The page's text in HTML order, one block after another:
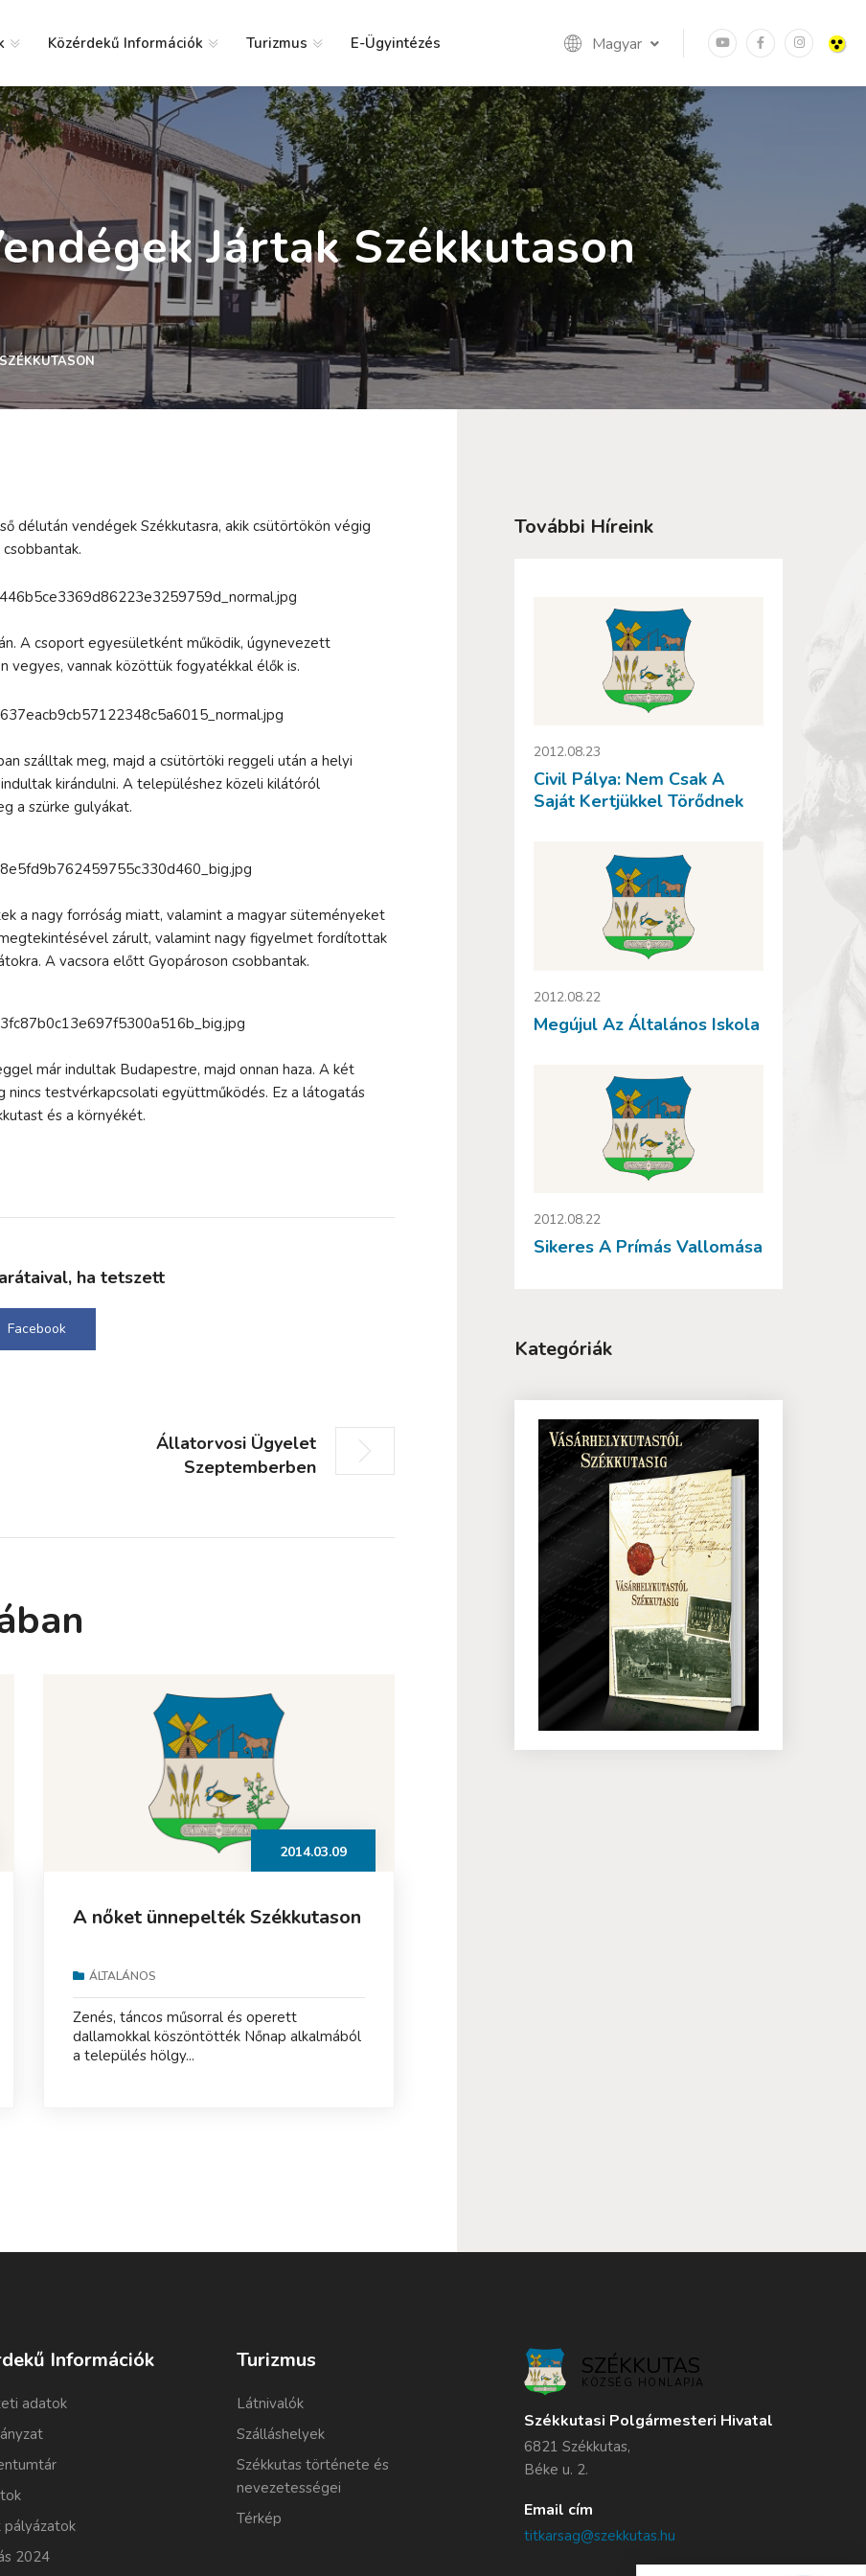
Magyar
Közérdekű Információk Turizmus E-Ügyintézés
Jártak Székkutason
délután vendégek Székkutasra, akik csütörtökön végig
A csoport egyesületként működik, úgynevezett
vegyes, vannak közöttük fogyatékkal élők is.
szálltak meg, majd a csütörtöki reggeli után a helyi
kirándulni. A településhez közeli kilátóról
a szürke gulyákat.
a nagy forróság miatt, valamint a magyar süteményeket
zárult, valamint nagy figyelmet fordítottak
A vacsora előtt Gyopároson csobbantak.
már indultak Budapestre, majd onnan haza. A két
nincs testvérkapcsolati együttműködés. Ez a látogatás
és a környékét.
ha tetszett
Facebook
Állatorvosi Ügyelet
Szeptemberben
2014.03.09
A nőket ünnepelték Székkutason
ÁLTALÁNOS
Zenés, táncos műsorral és operett
dallamokkal köszöntötték Nőnap alkalmából
a település hölgy...
További Híreink
2012.08.23
Civil Pálya: Nem Csak A
Saját Kertjükkel Törődnek
2012.08.22
Megújul Az Általános Iskola
2012.08.22
Sikeres A Prímás Vallomása
Kategóriák
Információk
adatok
2024
Turizmus
Látnivalók
Szálláshelyek
Székkutas története és
nevezetességei
Térkép
SZÉKKUTAS
KÖZSÉG HONLAPJA
Székkutasi Polgármesteri Hivatal
6821 Székkutas,
Béke u. 2.
Email cím
titkarsag@szekkutas.hu